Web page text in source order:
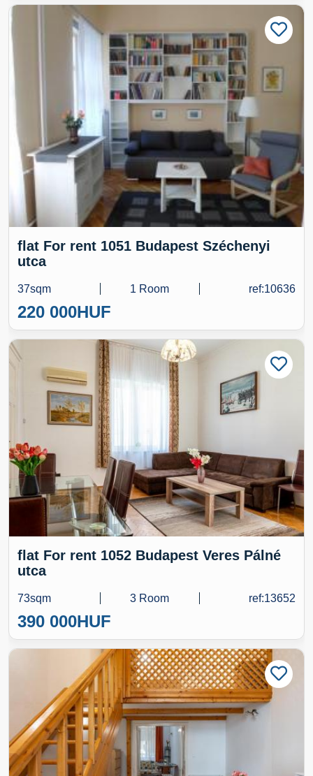
flat For rent 1051 Budapest Széchenyi
utca
37sqm 1 Room ref:10636
220 000HUF
flat For rent 1052 Budapest Veres Pálné
utca
73sqm 3 Room ref:13652
390 000HUF